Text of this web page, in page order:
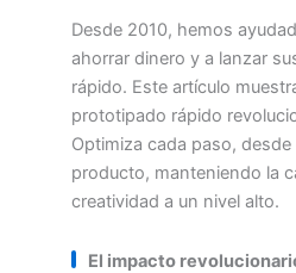
Desde 2010, hemos
ahorrar dinero y a lanzar
rápido. Este artículo
prototipado rápido
Optimiza cada paso,
producto, manteniendo la
creatividad a un nivel alto.
El impacto